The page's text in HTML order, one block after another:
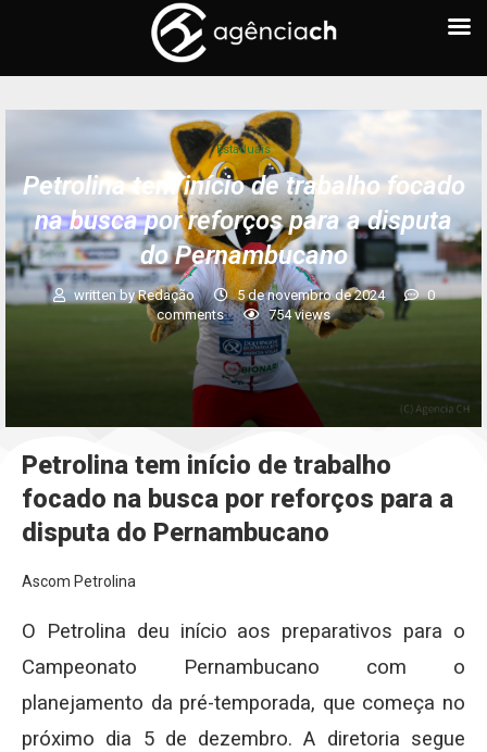
Estaduais
Petrolina tem início de trabalho focado
na busca por reforços para a disputa
do Pernambucano
written byRedação 5 de novembro de 2024
0
comments
754views
Petrolina tem início de trabalho
focado na busca por reforços para a
disputa do Pernambucano
Ascom Petrolina
O Petrolina deu início aos preparativos para o
Campeonato Pernambucano com o
planejamento da pré-temporada, que começa no
próximo dia 5 de dezembro. A diretoria segue